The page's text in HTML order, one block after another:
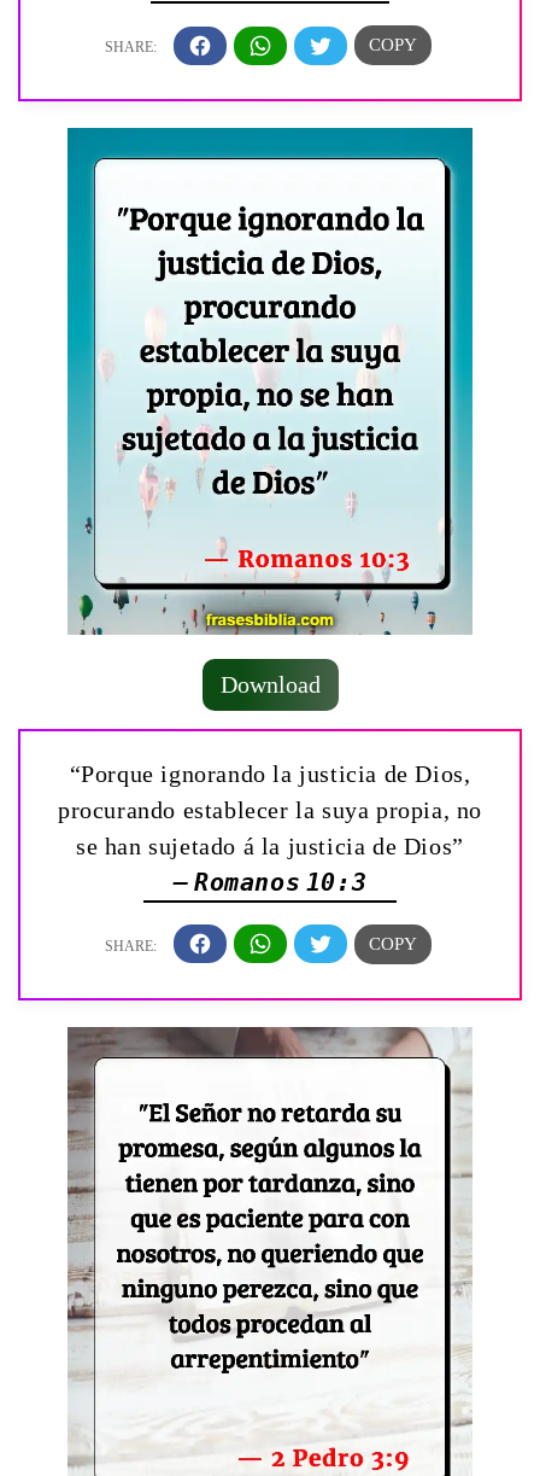
Download
“Porque ignorando la justicia de Dios,
procurando establecer la suya propia, no
se han sujetado á la justicia de Dios”
— Romanos 10:3